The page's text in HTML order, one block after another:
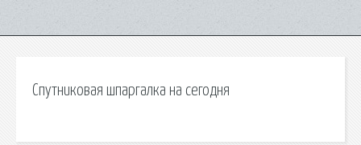
Спутниковая шпаргалка на сегодня